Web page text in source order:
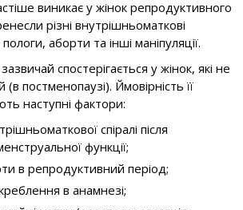
виникає у жінок репродуктивного
різні внутрішньоматкові
аборти та інші маніпуляції.
спостерігається у жінок, які не
постменопаузі). Ймовірність її
наступні фактори:
спіралі після
функції;
в репродуктивний період;
в анамнезі;